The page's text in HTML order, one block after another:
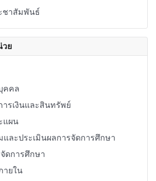
ชาสัมพันธ์
วย
คคล
รเงินและสินทรัพย์
แผน
ละประเมินผลการจัดการศึกษา
ดการศึกษา
ายใน